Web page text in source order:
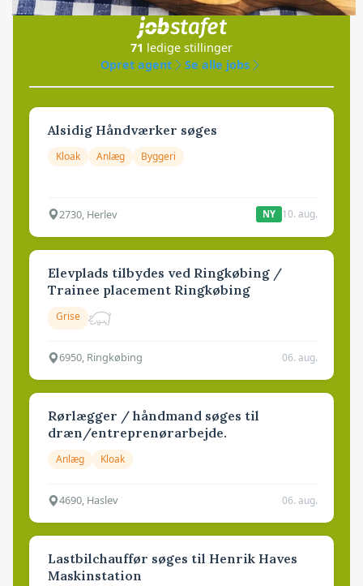
i samarbejde med
71 ledige stillinger
Opret agent
Se alle jobs
Alsidig Håndværker søges
Kloak Anlæg Byggeri
2730, Herlev NY 10. aug.
Elevplads tilbydes ved Ringkøbing /
Trainee placement Ringkøbing
Grise
6950, Ringkøbing 06. aug.
Rørlægger / håndmand søges til
dræn/entreprenørarbejde.
Anlæg Kloak
4690, Haslev 06. aug.
Lastbilchauffør søges til Henrik Haves
Maskinstation